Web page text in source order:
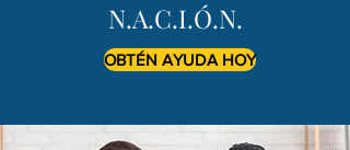
N.A.C.I.Ó.N.
OBTÉN AYUDA HOY